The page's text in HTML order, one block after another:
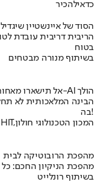
כדאילהכיר
הסוד של איינשטיין
הריבית דריבית עובדת
בטוח
בשיתוף מנורה מבטחים
אל תישארו מאחור – בואו לגלות לאן ה-AI הולך
הבינה המלאכותית לא
בה!
בשיתוף HIT,המכון הטכנולוגי חולון
מהפכת הרובוטיקה לבית
מהפכת הניקיון החכם:
בשיתוף רונלייט